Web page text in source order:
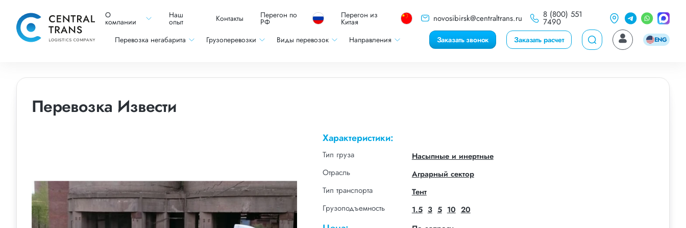
О
компании
Наш
опыт Контакты Перегон по
РФ
Перегон из
Китая novosibirsk@centraltrans.ru 8 (800) 551
7490
Перевозка негабарита Грузоперевозки Виды перевозок Направления Заказать звонок Заказать расчет ENG
Перевозка Извести
Характеристики:
Тип груза
Насыпные и инертные
Отрасль
Аграрный сектор
Тип транспорта
Тент
Грузоподъемность
1.5 3 5 10 20